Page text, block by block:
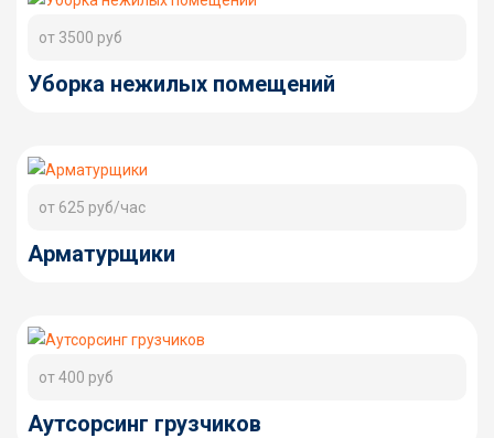
от 3500 руб
Уборка нежилых помещений
от 625 руб/час
Арматурщики
от 400 руб
Аутсорсинг грузчиков